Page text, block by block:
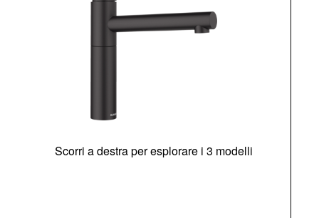
Scorri a destra per esplorare i 3 modelli